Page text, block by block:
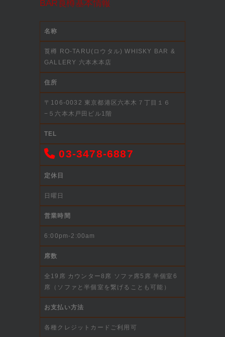
BAR莨樽基本情報
名称
莨樽 RO-TARU(ロウタル) WHISKY BAR &
GALLERY 六本木本店
住所
〒106-0032 東京都港区六本木７丁目１６
−５六本木戸田ビル1階
TEL
03-3478-6887
定休日
日曜日
営業時間
6:00pm-2:00am
席数
全19席 カウンター8席 ソファ席5席 半個室6
席（ソファと半個室を繋げることも可能）
お支払い方法
各種クレジットカードご利用可